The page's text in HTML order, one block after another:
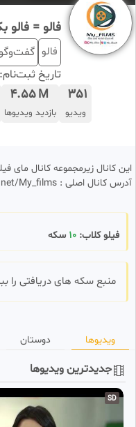
فالو = فالو
فالو
تاریخ ثبت‌نام:
351
ویدیو
4.55M
بازدید ویدیوها
این کانال زیرمجموعه کانال مای
آدرس کانال اصلی : https://ifilo.net/My_films
فیلو کلاب: 10 سکه
منبع سکه های دریافتی را
ویدیوها دوستان
جدیدترین ویدیوها
SD